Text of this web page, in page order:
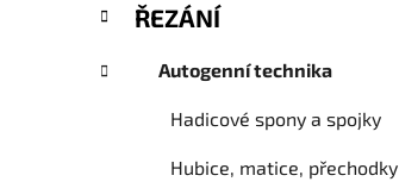
e
o
ŘEZÁNÍ
Autogenní technika
Hadicové spony a spojky
Hubice, matice, přechodky